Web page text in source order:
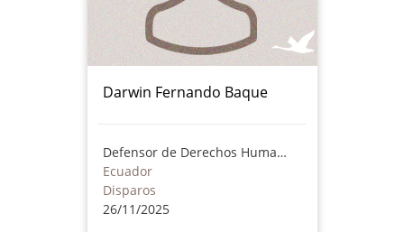
Darwin Fernando Baque
Defensor de Derechos Humanos
Ecuador
Disparos
26/11/2025